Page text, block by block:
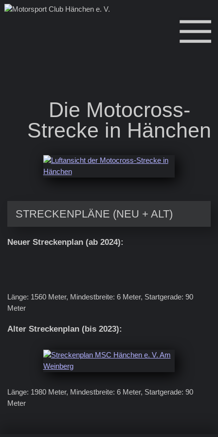
Die Motocross-
Strecke in Hänchen
STRECKENPLÄNE (NEU + ALT)
Neuer Streckenplan (ab 2024):
Länge: 1560 Meter, Mindestbreite: 6 Meter, Startgerade: 90
Meter
Alter Streckenplan (bis 2023):
Länge: 1980 Meter, Mindestbreite: 6 Meter, Startgerade: 90
Meter